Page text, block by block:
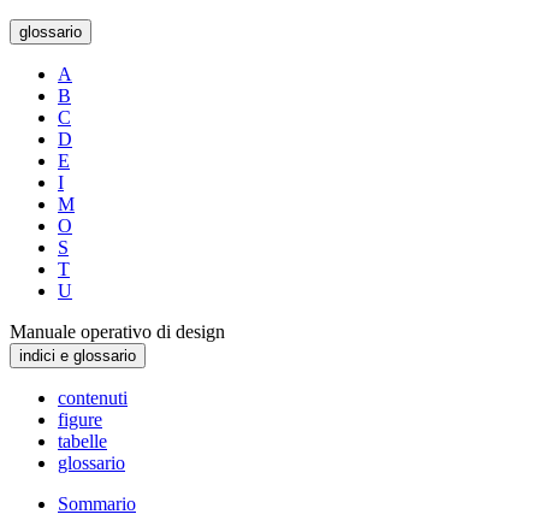
glossario
A
B
C
D
E
I
M
O
S
T
U
Manuale operativo di design
indici e glossario
contenuti
figure
tabelle
glossario
Sommario